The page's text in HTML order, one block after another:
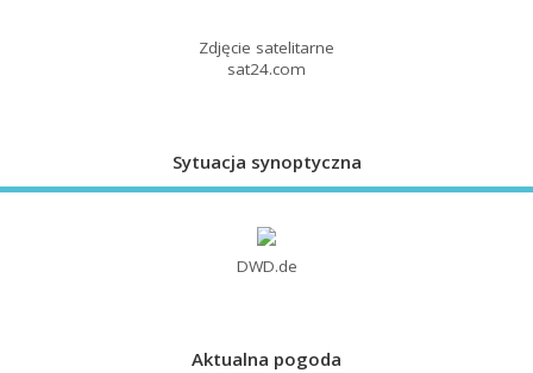
Zdjęcie satelitarne
sat24.com
Sytuacja synoptyczna
DWD.de
Aktualna pogoda